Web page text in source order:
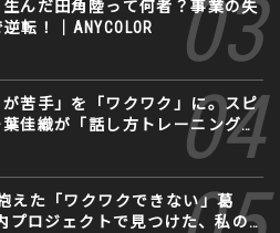
生んだ田角陸って何者？事業の失
転！｜ANYCOLOR
が苦手」を「ワクワク」に。スピ
佳織が「話し方トレーニング」
えた「ワクワクできない」葛
プロジェクトで見つけた、私の